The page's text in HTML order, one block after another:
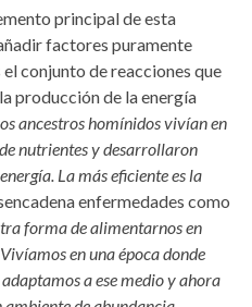
principal de esta
factores puramente
conjunto de reacciones que
producción de la energía
ancestros homínidos vivían en
nutrientes y desarrollaron
La más eficiente es la
enfermedades como
forma de alimentarnos en
en una época donde
a ese medio y ahora